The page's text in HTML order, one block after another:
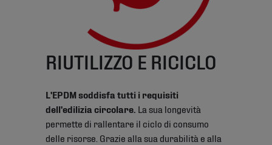
RIUTILIZZO E RICICLO
L'EPDM soddisfa tutti i requisiti
dell'edilizia circolare. La sua longevità
permette di rallentare il ciclo di consumo
delle risorse. Grazie alla sua durabilità e alla